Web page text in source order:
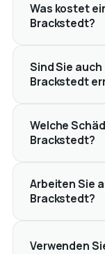
Was kostet
Brackstedt?
Sind Sie
Brackstedt
Welche
Brackstedt?
Arbeiten Sie
Brackstedt?
Verwenden